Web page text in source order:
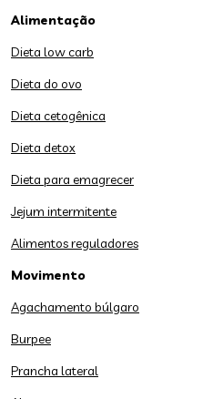
Alimentação
Dieta low carb
Dieta do ovo
Dieta cetogênica
Dieta detox
Dieta para emagrecer
Jejum intermitente
Alimentos reguladores
Movimento
Agachamento búlgaro
Burpee
Prancha lateral